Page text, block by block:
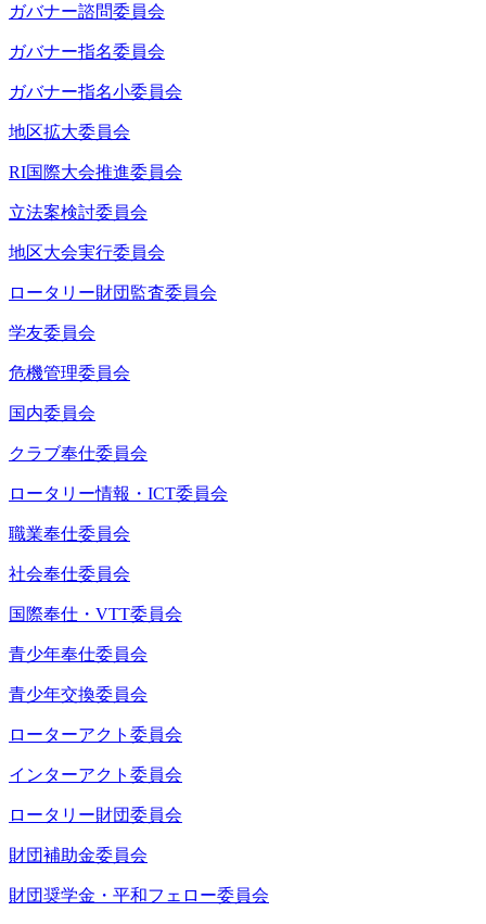
ガバナー諮問委員会
ガバナー指名委員会
ガバナー指名小委員会
地区拡大委員会
RI国際大会推進委員会
立法案検討委員会
地区大会実行委員会
ロータリー財団監査委員会
学友委員会
危機管理委員会
国内委員会
クラブ奉仕委員会
ロータリー情報・ICT委員会
職業奉仕委員会
社会奉仕委員会
国際奉仕・VTT委員会
青少年奉仕委員会
青少年交換委員会
ローターアクト委員会
インターアクト委員会
ロータリー財団委員会
財団補助金委員会
財団奨学金・平和フェロー委員会